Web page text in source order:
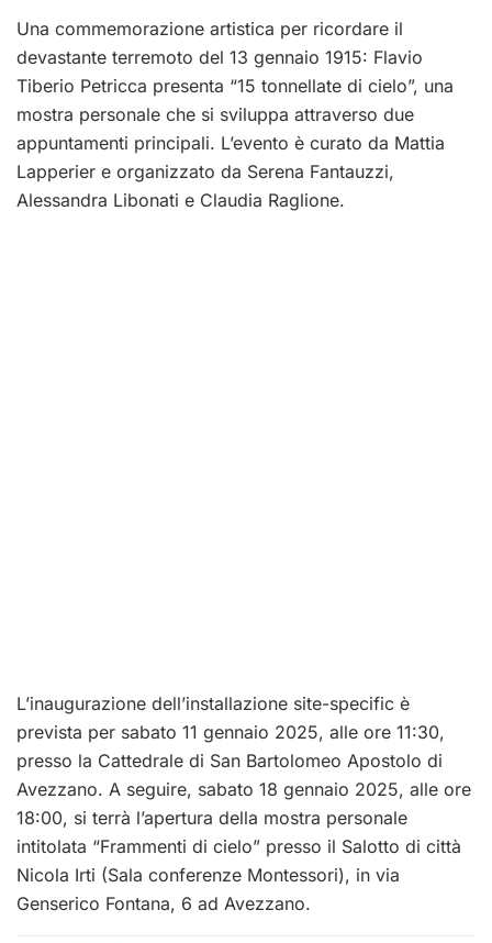
Una commemorazione artistica per ricordare il
devastante terremoto del 13 gennaio 1915: Flavio
Tiberio Petricca presenta “15 tonnellate di cielo”, una
mostra personale che si sviluppa attraverso due
appuntamenti principali. L’evento è curato da Mattia
Lapperier e organizzato da Serena Fantauzzi,
Alessandra Libonati e Claudia Raglione.
L’inaugurazione dell’installazione site-specific è
prevista per sabato 11 gennaio 2025, alle ore 11:30,
presso la Cattedrale di San Bartolomeo Apostolo di
Avezzano. A seguire, sabato 18 gennaio 2025, alle ore
18:00, si terrà l’apertura della mostra personale
intitolata “Frammenti di cielo” presso il Salotto di città
Nicola Irti (Sala conferenze Montessori), in via
Genserico Fontana, 6 ad Avezzano.